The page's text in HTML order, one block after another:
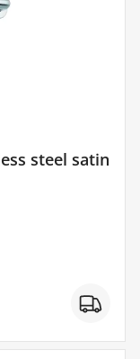
steel satin